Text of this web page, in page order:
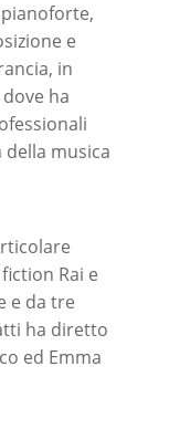
e
in
ha
musica
Rai e
e da tre
ha diretto
ed Emma